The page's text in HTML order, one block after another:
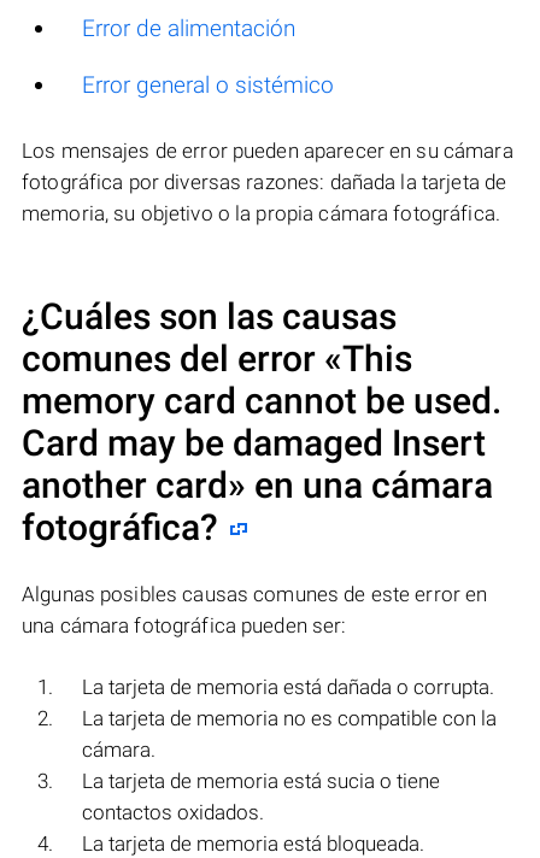
Error de alimentación
Error general o sistémico
Los mensajes de error pueden aparecer en su cámara
fotográfica por diversas razones: dañada la tarjeta de
memoria, su objetivo o la propia cámara fotográfica.
¿Cuáles son las causas
comunes del error «This
memory card cannot be used.
Card may be damaged Insert
another card» en una cámara
fotográfica?
Algunas posibles causas comunes de este error en
una cámara fotográfica pueden ser:
La tarjeta de memoria está dañada o corrupta.
La tarjeta de memoria no es compatible con la
cámara.
La tarjeta de memoria está sucia o tiene
contactos oxidados.
La tarjeta de memoria está bloqueada.